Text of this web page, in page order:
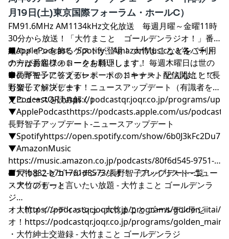
月19日(土)東京国際フォーラム・ホールC）
FM91.6MHz AM1134kHz文化放送 毎週月曜～金曜11時
30分から放送！「大竹まこと ゴールデンラジオ！」番
組のメインを飾るゲストが登場！ 大竹まこと＆各パート
ナーがお客様のトークを料理します。 毎週木曜日は世の
中のギモンに答えるレポートのコーナー。 どんなことで
も楽しく解決します！
■ApplePodcast、Spotify、AmazonMusicなどをご利用
の方は番組フォローをお願いします！
■長野智子アップデート ポッドキャスト配信開始！！長
野智子アップデート ニュースアップデート（有識者を迎
えニュースを読み解く）
▼PodcastQR⁠⁠⁠⁠⁠⁠⁠⁠⁠⁠⁠⁠⁠⁠⁠⁠⁠⁠⁠⁠⁠⁠⁠⁠⁠⁠⁠⁠⁠⁠⁠⁠⁠⁠⁠⁠⁠⁠⁠⁠⁠⁠⁠⁠⁠⁠⁠⁠⁠⁠⁠⁠⁠⁠⁠⁠⁠⁠⁠⁠⁠⁠⁠⁠⁠⁠⁠⁠⁠⁠⁠⁠⁠⁠⁠⁠⁠⁠⁠⁠⁠⁠⁠⁠⁠⁠⁠⁠⁠⁠⁠⁠⁠⁠⁠⁠⁠⁠⁠⁠⁠⁠⁠⁠⁠⁠⁠⁠⁠⁠⁠⁠⁠⁠⁠⁠⁠⁠⁠⁠⁠⁠⁠⁠⁠⁠⁠⁠⁠⁠⁠⁠⁠⁠⁠⁠⁠⁠⁠⁠⁠⁠⁠⁠⁠⁠⁠⁠⁠⁠⁠⁠⁠⁠https://podcastqr.joqr.co.jp/programs/up⁠⁠⁠⁠⁠⁠⁠⁠⁠⁠⁠⁠⁠⁠⁠⁠⁠⁠⁠⁠⁠⁠⁠⁠⁠⁠⁠⁠⁠⁠⁠⁠⁠⁠⁠⁠⁠⁠⁠⁠⁠⁠⁠⁠⁠⁠⁠⁠⁠⁠⁠⁠⁠⁠⁠⁠⁠⁠⁠⁠⁠⁠⁠⁠⁠⁠⁠⁠⁠⁠⁠⁠⁠⁠⁠⁠⁠⁠⁠⁠⁠⁠⁠⁠⁠⁠⁠⁠⁠⁠⁠⁠⁠⁠⁠⁠⁠⁠⁠⁠⁠⁠⁠⁠⁠⁠⁠⁠⁠⁠⁠⁠⁠⁠⁠⁠⁠⁠⁠⁠⁠⁠⁠⁠⁠⁠⁠⁠⁠⁠⁠⁠⁠⁠⁠⁠⁠⁠⁠⁠⁠⁠⁠⁠⁠⁠⁠⁠⁠⁠⁠⁠⁠⁠
▼ApplePodcast⁠⁠⁠⁠⁠⁠⁠⁠⁠⁠⁠⁠⁠⁠⁠⁠⁠⁠⁠⁠⁠⁠⁠⁠⁠⁠⁠⁠⁠⁠⁠⁠⁠⁠⁠⁠⁠⁠⁠⁠⁠⁠⁠⁠⁠⁠⁠⁠⁠⁠⁠⁠⁠⁠⁠⁠⁠⁠⁠⁠⁠⁠⁠⁠⁠⁠⁠⁠⁠⁠⁠⁠⁠⁠⁠⁠⁠⁠⁠⁠⁠⁠⁠⁠⁠⁠⁠⁠⁠⁠⁠⁠⁠⁠⁠⁠⁠⁠⁠⁠⁠⁠⁠⁠⁠⁠⁠⁠⁠⁠⁠⁠⁠⁠⁠⁠⁠⁠⁠⁠⁠⁠⁠⁠⁠⁠⁠⁠⁠⁠⁠⁠⁠⁠⁠⁠⁠⁠⁠⁠⁠⁠⁠⁠⁠⁠⁠⁠⁠⁠⁠⁠⁠⁠https://podcasts.apple.com/us/podcast/
長野智子アップデート-ニュースアップデート⁠⁠⁠⁠⁠⁠⁠⁠⁠⁠⁠⁠⁠⁠⁠⁠⁠⁠⁠⁠⁠⁠⁠⁠⁠⁠⁠⁠⁠⁠⁠⁠⁠⁠⁠⁠⁠⁠⁠⁠⁠⁠⁠⁠⁠⁠⁠⁠⁠⁠⁠⁠⁠⁠⁠⁠⁠⁠⁠⁠⁠⁠⁠⁠⁠⁠⁠⁠⁠⁠⁠⁠⁠⁠⁠⁠⁠⁠⁠⁠⁠⁠⁠⁠⁠⁠⁠⁠⁠⁠⁠⁠⁠⁠⁠⁠⁠⁠⁠⁠⁠⁠⁠⁠⁠⁠⁠⁠⁠⁠⁠⁠⁠⁠⁠⁠⁠⁠⁠⁠⁠⁠⁠⁠⁠⁠⁠⁠⁠⁠⁠⁠⁠⁠⁠⁠⁠⁠⁠⁠⁠⁠⁠⁠⁠⁠⁠⁠⁠⁠⁠⁠⁠⁠
▼Spotify⁠⁠⁠⁠⁠⁠⁠⁠⁠⁠⁠⁠⁠⁠⁠⁠⁠⁠⁠⁠⁠⁠⁠⁠⁠⁠⁠⁠⁠⁠⁠⁠⁠⁠⁠⁠⁠⁠⁠⁠⁠⁠⁠⁠⁠⁠⁠⁠⁠⁠⁠⁠⁠⁠⁠⁠⁠⁠⁠⁠⁠⁠⁠⁠⁠⁠⁠⁠⁠⁠⁠⁠⁠⁠⁠⁠⁠⁠⁠⁠⁠⁠⁠⁠⁠⁠⁠⁠⁠⁠⁠⁠⁠⁠⁠⁠⁠⁠⁠⁠⁠⁠⁠⁠⁠⁠⁠⁠⁠⁠⁠⁠⁠⁠⁠⁠⁠⁠⁠⁠⁠⁠⁠⁠⁠⁠⁠⁠⁠⁠⁠⁠⁠⁠⁠⁠⁠⁠⁠⁠⁠⁠⁠⁠⁠⁠⁠⁠⁠⁠⁠⁠⁠⁠https://open.spotify.com/show/
▼AmazonMusic
⁠⁠⁠⁠⁠⁠⁠⁠⁠⁠⁠⁠⁠⁠⁠⁠⁠⁠⁠⁠⁠⁠⁠⁠⁠⁠⁠⁠⁠⁠⁠⁠⁠⁠⁠⁠⁠⁠⁠⁠⁠⁠⁠⁠⁠⁠⁠⁠⁠⁠⁠⁠⁠⁠⁠⁠⁠⁠⁠⁠⁠⁠⁠⁠⁠⁠⁠⁠⁠⁠⁠⁠⁠⁠⁠⁠⁠⁠⁠⁠⁠⁠⁠⁠⁠⁠⁠⁠⁠⁠⁠⁠⁠⁠⁠⁠⁠⁠⁠⁠⁠⁠⁠⁠⁠⁠⁠⁠⁠⁠⁠⁠⁠⁠⁠⁠⁠⁠⁠⁠⁠⁠⁠⁠⁠⁠⁠⁠⁠⁠⁠⁠⁠⁠⁠⁠⁠⁠⁠⁠⁠⁠⁠⁠⁠⁠⁠⁠⁠⁠⁠⁠⁠⁠https://music.amazon.co.jp/podcasts/80f6d545-9751-
4f17-b882-b7b1761d8573/長野智子アップデート-ニュー
スアップデート⁠⁠⁠⁠⁠⁠⁠⁠⁠⁠⁠⁠⁠⁠⁠⁠⁠⁠⁠⁠⁠⁠⁠⁠⁠⁠⁠⁠⁠⁠⁠⁠⁠⁠⁠⁠⁠⁠⁠⁠⁠⁠⁠⁠⁠⁠⁠⁠⁠⁠⁠⁠⁠⁠⁠⁠⁠⁠⁠⁠⁠⁠⁠⁠⁠⁠⁠⁠⁠⁠⁠⁠⁠⁠⁠⁠⁠⁠⁠⁠⁠⁠⁠⁠⁠⁠⁠⁠⁠⁠⁠⁠⁠⁠⁠⁠⁠⁠⁠⁠⁠⁠⁠⁠⁠⁠⁠⁠⁠⁠⁠⁠⁠⁠⁠⁠⁠⁠⁠⁠⁠⁠⁠⁠⁠⁠⁠⁠⁠⁠⁠⁠⁠⁠⁠⁠⁠⁠⁠⁠⁠⁠⁠⁠⁠⁠⁠⁠⁠⁠⁠⁠⁠⁠
■大竹まことゴールデンラジオ！ プレイリスト一覧
・大竹のもっと言いたい放題 - 大竹まこと ゴールデンラ
ジ
オ！⁠⁠⁠⁠⁠⁠⁠⁠⁠⁠⁠⁠⁠⁠⁠⁠⁠⁠⁠⁠⁠⁠⁠⁠⁠⁠⁠⁠⁠⁠⁠⁠⁠⁠⁠⁠⁠⁠⁠⁠⁠⁠⁠⁠⁠⁠⁠⁠⁠⁠⁠⁠⁠⁠⁠⁠⁠⁠⁠⁠⁠⁠⁠⁠⁠⁠⁠⁠⁠⁠⁠⁠⁠⁠⁠⁠⁠⁠⁠⁠⁠⁠⁠⁠⁠⁠⁠⁠⁠⁠⁠⁠⁠⁠⁠⁠⁠⁠⁠⁠⁠⁠⁠⁠⁠⁠⁠⁠⁠⁠⁠⁠⁠⁠⁠⁠⁠⁠⁠⁠⁠⁠⁠⁠⁠⁠⁠⁠⁠⁠⁠⁠⁠⁠⁠⁠⁠⁠⁠⁠⁠⁠⁠⁠⁠⁠⁠⁠⁠⁠⁠⁠⁠⁠https://podcastqr.joqr.co.jp/programs/golden_iitai/⁠⁠⁠⁠⁠⁠⁠⁠⁠⁠⁠⁠⁠⁠⁠⁠⁠⁠⁠⁠⁠⁠⁠⁠⁠⁠⁠⁠⁠⁠⁠⁠⁠⁠⁠⁠⁠⁠⁠⁠⁠⁠⁠⁠⁠⁠⁠⁠⁠⁠⁠⁠⁠⁠⁠⁠⁠⁠⁠⁠⁠⁠⁠⁠⁠⁠⁠⁠⁠⁠⁠⁠⁠⁠⁠⁠⁠⁠⁠⁠⁠⁠⁠⁠⁠⁠⁠⁠⁠⁠⁠⁠⁠⁠⁠⁠⁠⁠⁠⁠⁠⁠⁠⁠⁠⁠⁠⁠⁠⁠⁠⁠⁠⁠⁠⁠⁠⁠⁠⁠⁠⁠⁠⁠⁠⁠⁠⁠⁠⁠⁠⁠⁠⁠⁠⁠⁠⁠⁠⁠⁠⁠⁠⁠⁠⁠⁠⁠⁠⁠⁠⁠⁠⁠
・大竹メインディッシュ - 大竹まこと ゴールデンラジ
オ！ ⁠⁠⁠⁠⁠⁠⁠⁠⁠⁠⁠⁠⁠⁠⁠⁠⁠⁠⁠⁠⁠⁠⁠⁠⁠⁠⁠⁠⁠⁠⁠⁠⁠⁠⁠⁠⁠⁠⁠⁠⁠⁠⁠⁠⁠⁠⁠⁠⁠⁠⁠⁠⁠⁠⁠⁠⁠⁠⁠⁠⁠⁠⁠⁠⁠⁠⁠⁠⁠⁠⁠⁠⁠⁠⁠⁠⁠⁠⁠⁠⁠⁠⁠⁠⁠⁠⁠⁠⁠⁠⁠⁠⁠⁠⁠⁠⁠⁠⁠⁠⁠⁠⁠⁠⁠⁠⁠⁠⁠⁠⁠⁠⁠⁠⁠⁠⁠⁠⁠⁠⁠⁠⁠⁠⁠⁠⁠⁠⁠⁠⁠⁠⁠⁠⁠⁠⁠⁠⁠⁠⁠⁠⁠⁠⁠⁠⁠⁠⁠⁠⁠⁠⁠⁠https://podcastqr.joqr.co.jp/programs/golden_main⁠⁠⁠⁠⁠⁠⁠⁠⁠⁠⁠⁠⁠⁠⁠⁠⁠⁠⁠⁠⁠⁠⁠⁠⁠⁠⁠⁠⁠⁠⁠⁠⁠⁠⁠⁠⁠⁠⁠⁠⁠⁠⁠⁠⁠⁠⁠⁠⁠⁠⁠⁠⁠⁠⁠⁠⁠⁠⁠⁠⁠⁠⁠⁠⁠⁠⁠⁠⁠⁠⁠⁠⁠⁠⁠⁠⁠⁠⁠⁠⁠⁠⁠⁠⁠⁠⁠⁠⁠⁠⁠⁠⁠⁠⁠⁠⁠⁠⁠⁠⁠⁠⁠⁠⁠⁠⁠⁠⁠⁠⁠⁠⁠⁠⁠⁠⁠⁠⁠⁠⁠⁠⁠⁠⁠⁠⁠⁠⁠⁠⁠⁠⁠⁠⁠⁠⁠⁠⁠⁠⁠⁠⁠⁠⁠⁠⁠⁠⁠⁠⁠⁠⁠⁠
・大竹紳士交遊録 - 大竹まこと ゴールデンラジ